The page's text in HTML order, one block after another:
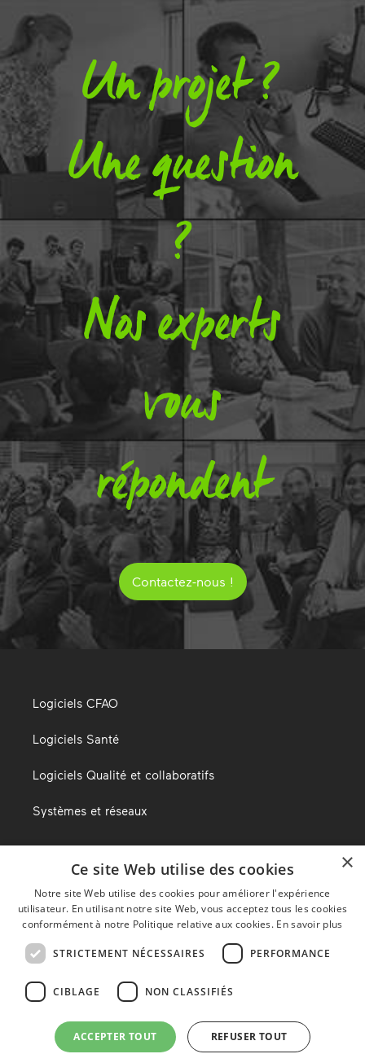
Un projet ?
Une question
?
Nos experts
vous
répondent
Contactez-nous !
Logiciels CFAO
Logiciels Santé
Logiciels Qualité et collaboratifs
Systèmes et réseaux
Le blog d’Alma
Nous trouver
Mentions légales
Politique de confidentialité
×
Ce site Web utilise des cookies
Notre site Web utilise des cookies pour améliorer l'expérience
utilisateur. En utilisant notre site Web, vous acceptez tous les cookies
conformément à notre Politique relative aux cookies. En savoir plus
STRICTEMENT NÉCESSAIRES PERFORMANCE
CIBLAGE NON CLASSIFIÉS
ACCEPTER TOUT REFUSER TOUT